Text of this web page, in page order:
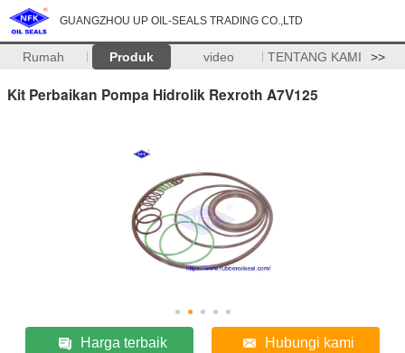
GUANGZHOU UP OIL-SEALS TRADING CO.,LTD
Rumah Produk video TENTANG KAMI >>
Kit Perbaikan Pompa Hidrolik Rexroth A7V125
Harga terbaik Hubungi kami